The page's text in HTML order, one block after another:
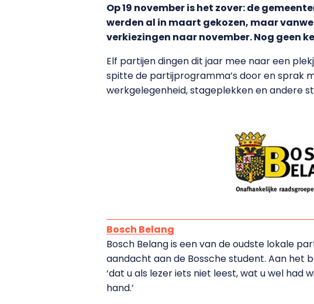
Op 19 november is het zover: de
werden al in maart gekozen, maar
verkiezingen naar november. Nog geen
Elf partijen dingen dit jaar mee naar een
spitte de partijprogramma’s door en sprak
werkgelegenheid, stageplekken en andere
Bosch Belang
Bosch Belang is een van de oudste lokale
aandacht aan de Bossche student. Aan
‘dat u als lezer iets niet leest, wat u wel had
hand.’